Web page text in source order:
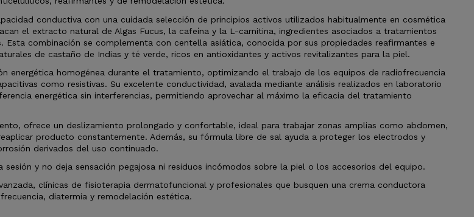
conductiva con una cuidada selección de principios activos utilizados habitualmente en cosmética
el extracto natural de Algas Fucus, la cafeína y la L-carnitina, ingredientes asociados a tratamientos
Esta combinación se complementa con centella asiática, conocida por sus propiedades reafirmantes e
de castaño de Indias y té verde, ricos en antioxidantes y activos revitalizantes para la piel.
energética homogénea durante el tratamiento, optimizando el trabajo de los equipos de radiofrecuencia
como resistivas. Su excelente conductividad, avalada mediante análisis realizados en laboratorio
energética sin interferencias, permitiendo aprovechar al máximo la eficacia del tratamiento
ofrece un deslizamiento prolongado y confortable, ideal para trabajar zonas amplias como abdomen,
producto constantemente. Además, su fórmula libre de sal ayuda a proteger los electrodos y
derivados del uso continuado.
y no deja sensación pegajosa ni residuos incómodos sobre la piel o los accesorios del equipo.
clínicas de fisioterapia dermatofuncional y profesionales que busquen una crema conductora
diatermia y remodelación estética.